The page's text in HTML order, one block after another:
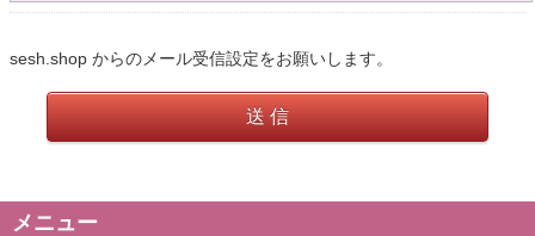
sesh.shop からのメール受信設定をお願いします。
送 信
メニュー